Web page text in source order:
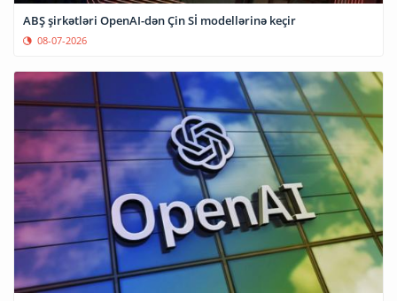
ABŞ şirkətləri OpenAI-dən Çin Sİ modellərinə keçir
08-07-2026